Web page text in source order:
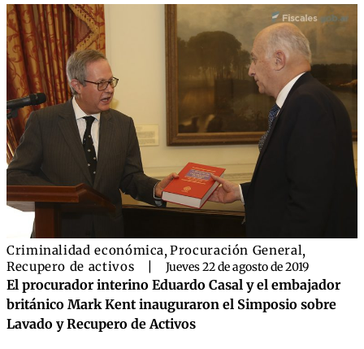
Criminalidad económica,Procuración General,
Recupero de activos Jueves 22 de agosto de 2019
El procurador interino Eduardo Casal y el embajador
británico Mark Kent inauguraron el Simposio sobre
Lavado y Recupero de Activos